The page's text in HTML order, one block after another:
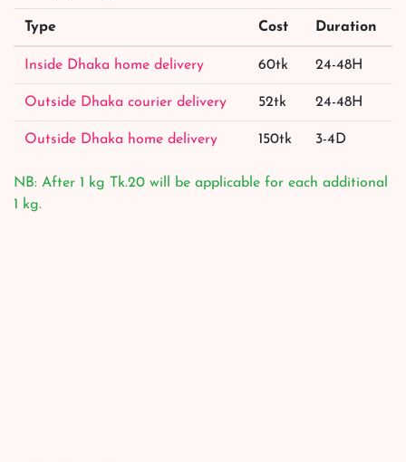
Type Cost Duration
Inside Dhaka home delivery 60tk 24-48H
Outside Dhaka courier delivery 52tk 24-48H
Outside Dhaka home delivery 150tk 3-4D
NB: After 1 kg Tk.20 will be applicable for each additional
1 kg.